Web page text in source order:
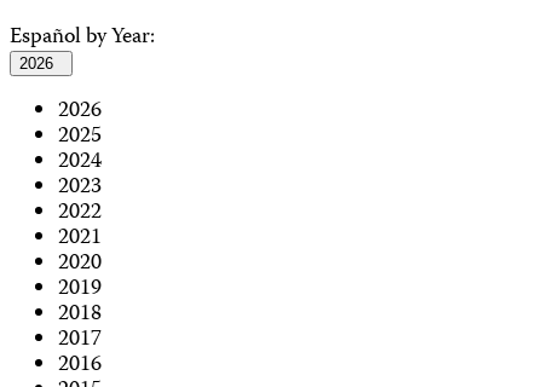
Español by Year:
2026
2026
2025
2024
2023
2022
2021
2020
2019
2018
2017
2016